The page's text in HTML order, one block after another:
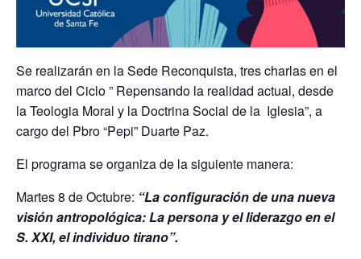
Se realizarán en la Sede Reconquista, tres charlas en el
marco del Ciclo ” Repensando la realidad actual, desde
la Teologia Moral y la Doctrina Social de la Iglesia”, a
cargo del Pbro “Pepi” Duarte Paz.
El programa se organiza de la siguiente manera:
Martes 8 de Octubre: “La configuración de una nueva
visión antropológica: La persona y el liderazgo en el
S. XXI, el individuo tirano”.